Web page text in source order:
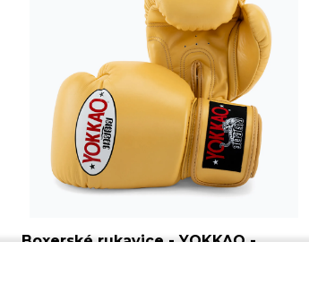
Boxerské rukavice - YOKKAO -